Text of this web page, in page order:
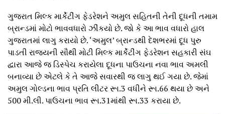
ગુજરાત મિલ્ક માર્કેટીંગ ફેડરેશને અમુલ સહિતની તેની દૂધની તમામ
બ્રાન્ડમાં મોટો ભાવવધારો ઝીંકયો છે. જો કે આ ભાવ વધારો હાલ
ગુજરાતમાં લાગુ કરાયો છે. ‘અમુલ’ બ્રાન્ડથી દેશભરમાં દૂધ પુરુ
પાડતી રાજયની સૌથી મોટી મિલ્ક માર્કેટીંગ ફેડરેશન સહકારી સંઘ
દ્વારા આજે જ ડિસ્પેચ કરાયેલા દૂધના પાઉચના નવા ભાવ અમલી
બનાવ્યા છે એટલે કે તે આજે સવારથી જ લાગુ થઈ ગયા છે. જેમાં
અમુલ ગોલ્ડના ભાવ પ્રતિ લીટર રૂા.3 વધીને રૂા.66 થયા છે અને
500 મી.લી. પાઉચના ભાવ રૂા.31માંથી રૂા.33 કરાયા છે.